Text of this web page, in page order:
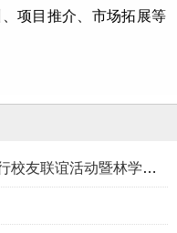
项目推介、市场拓展等
福建农林大学校友会龙岩联络处举行校友联谊活动暨林学、生物医药